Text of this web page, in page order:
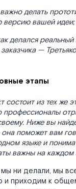
делать
версию вашей идеи;
делался
—
этапы
состоит из тех же
профессионалы
Ниже вы
она поможет вам
языке и
важны на каждом
ни делали, мы
и приходим к